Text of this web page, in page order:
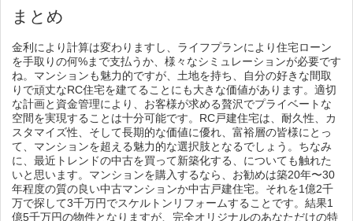
まとめ
金利により計算は変わりますし、ライフプランにより住宅ローン
を手取りの何%まで支払うか、様々なシミュレーションが必要です
ね。マンションも魅力的ですが、土地を持ち、自分の好きな間取
りで頑丈なRC住宅を建てることにも大きな価値があります。適切
な計画と資金管理により、お客様が求める贅沢でプライベートな
空間を実現することは十分可能です。RC戸建住宅は、耐久性、カ
スタマイズ性、そして長期的な価値に優れ、富裕層の皆様にとっ
て、マンションを超える魅力的な選択肢となるでしょう。ちなみ
に、最近トレンドの中古を買って新築化する、についても触れた
いと思います。マンションを購入するなら、お勧めは築20年〜30
年程度の質の良い中古マンションか中古戸建住宅。それを1億2千
万で探して3千万円でスケルトンリフォームすることです。結果1
億5千万円の物件となりますが、完全オリジナルのあなただけの特